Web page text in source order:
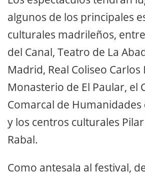
algunos de los principales
culturales madrileños,
del Canal, Teatro de La
Madrid, Real Coliseo Carlos
Monasterio de El Paular, el
Comarcal de Humanidades
y los centros culturales
Rabal.
Como antesala al festival,